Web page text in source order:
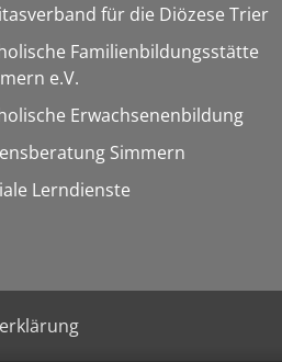
für die Diözese Trier
Familienbildungsstätte
e.V.
Erwachsenenbildung
Simmern
Lerndienste